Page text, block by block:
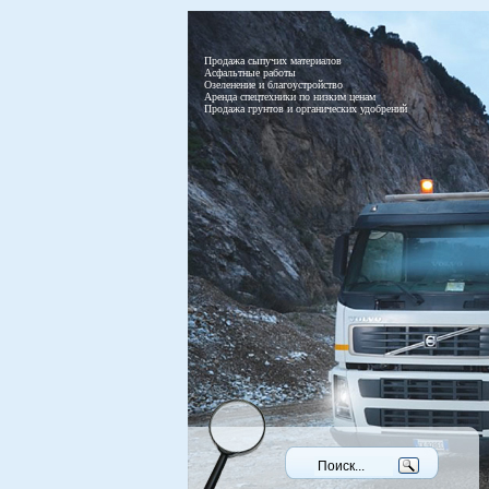
Продажа сыпучих материалов
Асфальтные работы
Озеленение и благоустройство
Аренда спецтехники по низким ценам
Продажа грунтов и органических удобрений